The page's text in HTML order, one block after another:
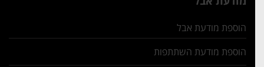
הוספת מודעת אבל
הוספת מודעת השתתפות